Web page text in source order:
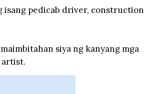
isang pedicab driver, construction
siya ng kanyang mga
artist.